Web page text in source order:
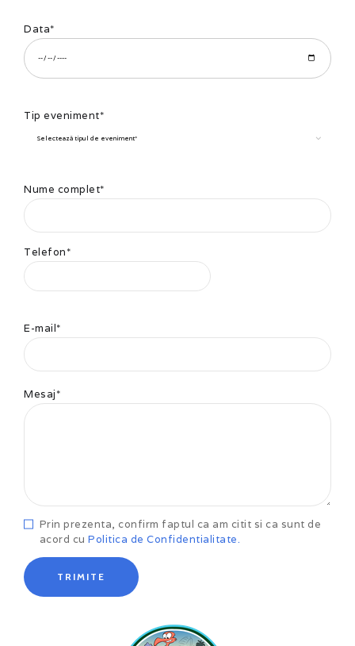
Data*
Tip eveniment*
Nume complet*
Telefon*
E-mail*
Mesaj*
Prin prezenta, confirm faptul ca am citit si ca sunt de
acord cu Politica de Confidentialitate.